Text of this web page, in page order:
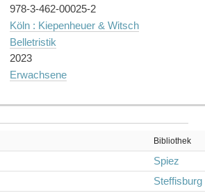
978-3-462-00025-2
Köln : Kiepenheuer & Witsch
Belletristik
2023
Erwachsene
Bibliothek
Spiez
Steffisburg